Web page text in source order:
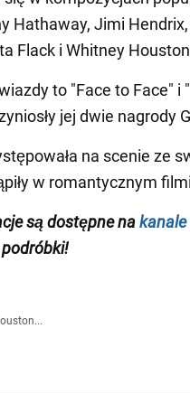
Hathaway, Jimi
Flack i Whitney
to "Face to Face" i
jej dwie nagrody
na scenie ze
w romantycznym
są dostępne nakanale